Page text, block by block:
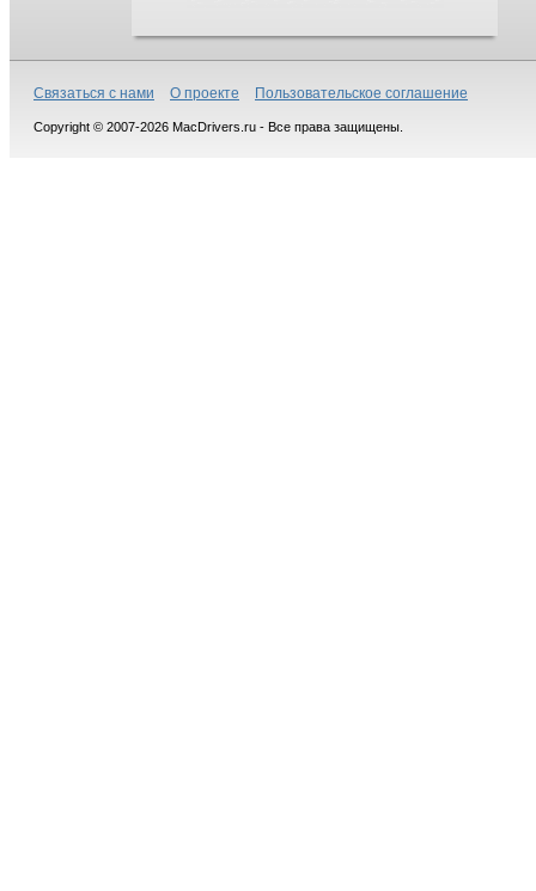
Связаться с нами О проекте Пользовательское соглашение
Copyright © 2007-2026 MacDrivers.ru - Все права защищены.